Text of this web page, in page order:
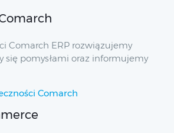
Comarch ERP rozwiązujemy
się pomysłami oraz informujemy
Comarch